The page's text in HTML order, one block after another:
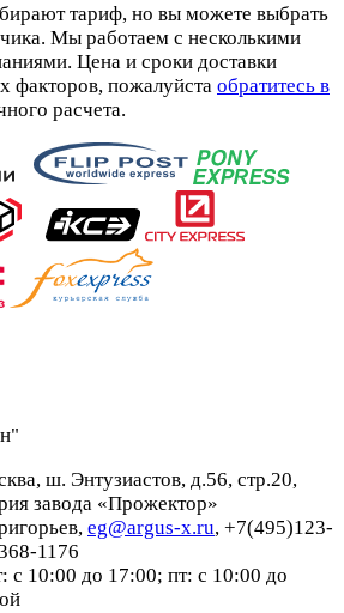
тариф, но вы можете выбрать
Мы работаем с несколькими
Цена и сроки доставки
факторов, пожалуйста обратитесь в
расчета.
ш. Энтузиастов, д.56, стр.20,
завода «Прожектор»
eg@argus-x.ru, +7(495)123-
1176
с 10:00 до 17:00; пт: с 10:00 до